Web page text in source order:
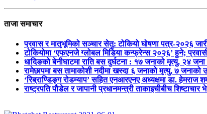
ताजा समाचार
प्रवास र मातृभूमिको सञ्चार सेतु: टोकियो घोषणा पत्र-२०२६
टोकियोमा ‘एफएनजे ग्लोबल मिडिया कन्फ्रेन्स २०२६’ हुने;
धादिङको बेनीघाटमा राति बस दुर्घटना : १७ जनाको मृत्यु, २४ जना
रामेछापमा बस तामाकोशी नदीमा खस्दा ६ जनाको मृत्यु, ७ जनाको
‘रिब्राण्डिङ्ग रोडम्याप’ सहित एनआरएनए अध्यक्षमा डा. हेमराज
राष्ट्रपति पौडेल र जापानी प्रधानमन्त्री ताकाइचीबीच